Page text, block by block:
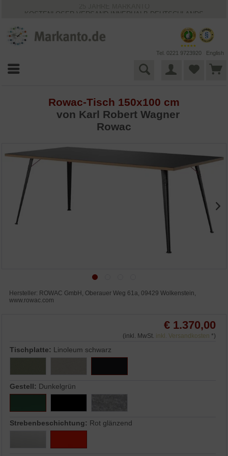
KOSTENLOSER VERSAND INNERHALB DEUTSCHLANDS
VIELFÄLTIGE ZAHLUNGSMÖGLICHKEITEN
BESTPRICE-GARANTIE
Tel. 0221 9723920 English
Rowac-Tisch 150x100 cm
von Karl Robert Wagner
Rowac
Hersteller: ROWAC GmbH, Oberauer Weg 61a, 09429 Wolkenstein,
www.rowac.com
€ 1.370,00
(inkl. MwSt. inkl. Versandkosten *)
Tischplatte: Linoleum schwarz
Gestell: Dunkelgrün
Strebenbeschichtung: Rot glänzend